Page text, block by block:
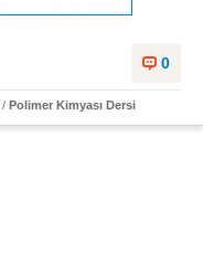
0
/ Polimer Kimyası Dersi